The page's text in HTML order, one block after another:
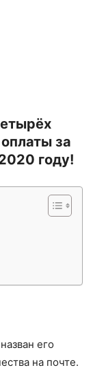
за
году!
его
на почте.